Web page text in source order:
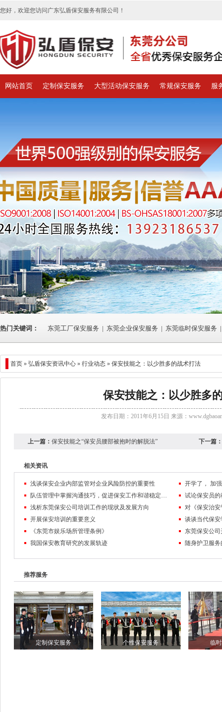
您好，欢迎您访问广东弘盾保安服务有限公司！
网站首页 定制保安服务 大型活动保安服务 常规保安服务 服
热门关键词： 东莞工厂保安服务 | 东莞企业保安服务 | 东莞临时保安服务 |
首页 » 弘盾保安资讯中心 » 行业动态 » 保安技能之：以少胜多的战术打法
保安技能之：以少胜多
发布日期：2011年6月15日 来源：
上一篇： 保安技能之“保安员腰部被抱时的解脱法” 下一篇：
相关资讯
浅谈保安企业内部监管对企业风险防控的重要性
队伍管理中掌握沟通技巧，促进保安工作和谐稳定发展
试论保安员
浅析东莞保安公司培训工作的现状及发展方向
对《保安治
开展保安培训的重要意义
谈谈当代保
《东莞市娱乐场所管理条例》
东莞保安公
我国保安教育研究的发展轨迹
随身护卫服
推荐服务
定制保安服务 个性保安服务 临